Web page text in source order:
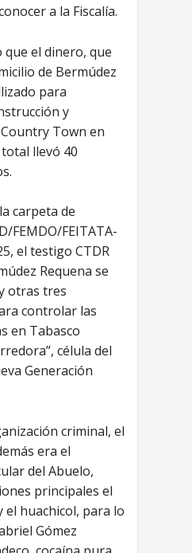
a la Fiscalía.
que el dinero, que
de Bermúdez
para
y
Town en
llevó 40
carpeta de
FEMDO/FEITATA-
el testigo CTDR
Requena se
otras tres
controlar las
en Tabasco
célula del
Generación
criminal, el
era el
del Abuelo,
principales el
el huachicol, para lo
Gómez